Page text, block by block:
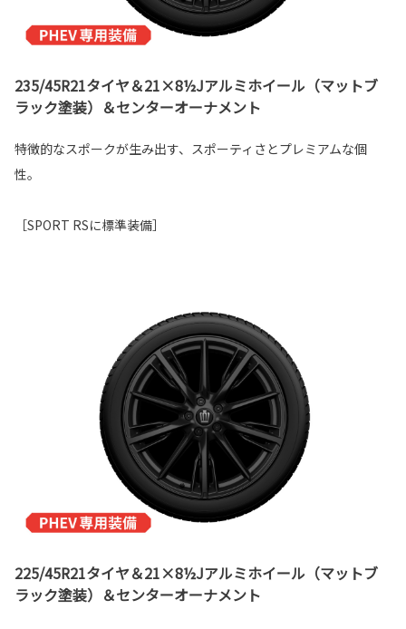
235/45R21タイヤ＆21×8½Jアルミホイール（マットブ
ラック塗装）＆センターオーナメント
特徴的なスポークが生み出す、スポーティさとプレミアムな個
性。
［SPORT RSに標準装備］
225/45R21タイヤ＆21×8½Jアルミホイール（マットブ
ラック塗装）＆センターオーナメント